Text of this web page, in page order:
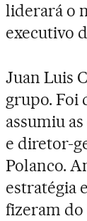
liderará o
executivo
Juan Luis
grupo. Foi
assumiu
e diretor-
Polanco.
estratégia
fizeram do